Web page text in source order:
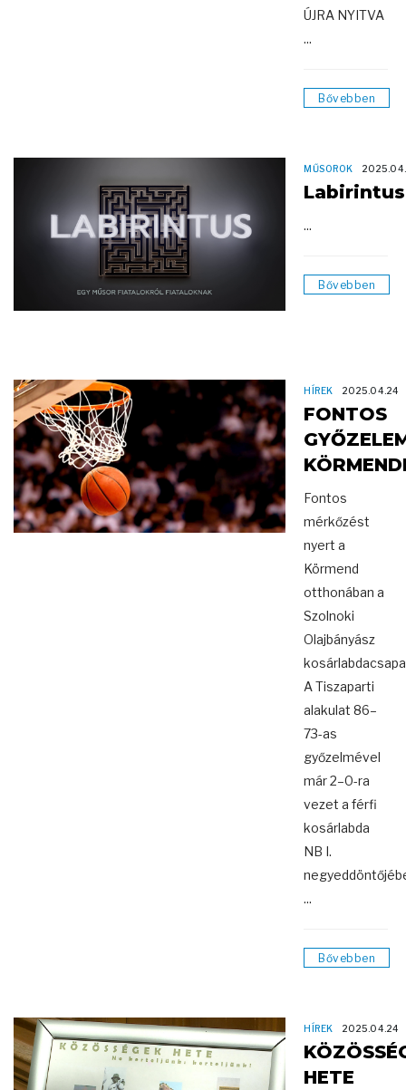
ÚJRA NYITVA
...
Bővebben
MŰSOROK
Labirintus
...
Bővebben
HÍREK 2025.04.24
FONTOS
Fontos
mérkőzést
nyert a
Körmend
otthonában a
Szolnoki
Olajbányász
A Tiszaparti
alakulat 86–
73-as
győzelmével
már 2–0-ra
vezet a férfi
kosárlabda
NB I.
...
Bővebben
HÍREK 2025.04.24
HETE